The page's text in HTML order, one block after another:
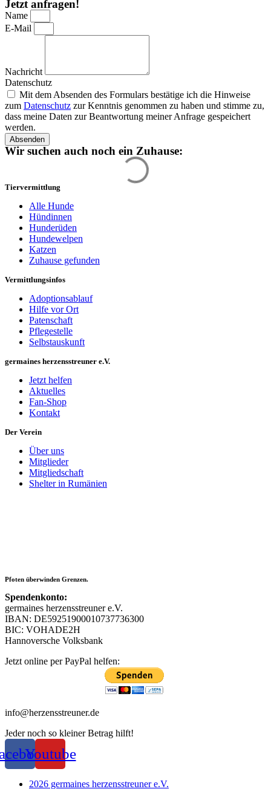
Jetzt anfragen!
Name
E-Mail
Nachricht
Datenschutz
Mit dem Absenden des Formulars bestätige ich die Hinweise
zum Datenschutz zur Kenntnis genommen zu haben und stimme zu,
dass meine Daten zur Beantwortung meiner Anfrage gespeichert
werden.
Absenden
Wir suchen auch noch ein Zuhause:
Tiervermittlung
Alle Hunde
Hündinnen
Hunderüden
Hundewelpen
Katzen
Zuhause gefunden
Vermittlungsinfos
Adoptionsablauf
Hilfe vor Ort
Patenschaft
Pflegestelle
Selbstauskunft
germaines herzensstreuner e.V.
Jetzt helfen
Aktuelles
Fan-Shop
Kontakt
Der Verein
Über uns
Mitglieder
Mitgliedschaft
Shelter in Rumänien
Pfoten überwinden Grenzen.
Spendenkonto:
germaines herzensstreuner e.V.
IBAN: DE59251900010737736300
BIC: VOHADE2H
Hannoversche Volksbank
Jetzt online per PayPal helfen:
info@herzensstreuner.de
Jeder noch so kleiner Betrag hilft!
Youtube
2026 germaines herzensstreuner e.V.